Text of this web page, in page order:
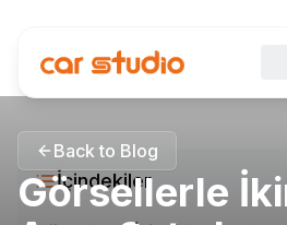
Back to Blog
Görsellerle
İçindekiler